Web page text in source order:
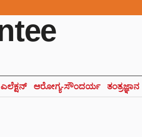
ಎಲೆಕ್ಷನ್ ಆರೋಗ್ಯ-ಸೌಂದರ್ಯ ತಂತ್ರಜ್ಞಾನ